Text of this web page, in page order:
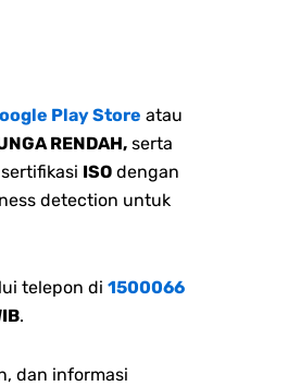
Play Store atau
RENDAH, serta
ISO dengan
detection untuk
telepon di 1500066
.
dan informasi